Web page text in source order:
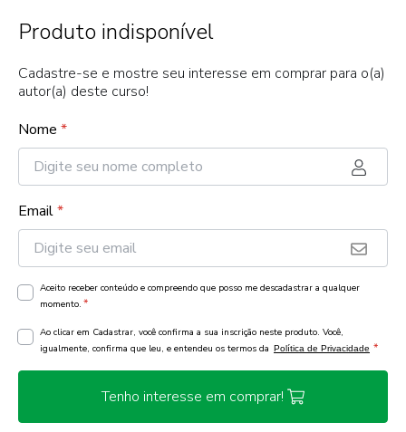
Produto indisponível
Cadastre-se e mostre seu interesse em comprar para o(a)
autor(a) deste curso!
Nome *
Email*
Aceito receber conteúdo e compreendo que posso me descadastrar a qualquer
momento. *
Ao clicar em Cadastrar, você confirma a sua inscrição neste produto. Você,
igualmente, confirma que leu, e entendeu os termos da Política de Privacidade *
Tenho interesse em comprar!